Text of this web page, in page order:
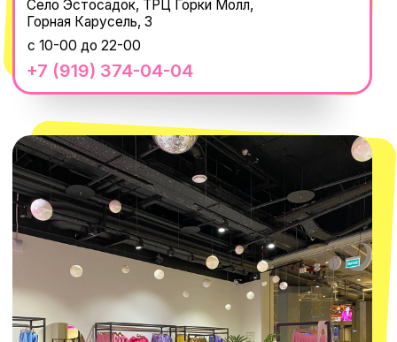
ИП Проворный Алексей Алексеевич
ИНН 667114098580
ОГРНИП 320665800076581
Telegram
WhatsApp
8 800 550-06-92
macrocosm_store@mail.ru
КОНТАКТЫ
© 2021-2025 Macrocosm ®
Оферта
Пользовательское соглашение